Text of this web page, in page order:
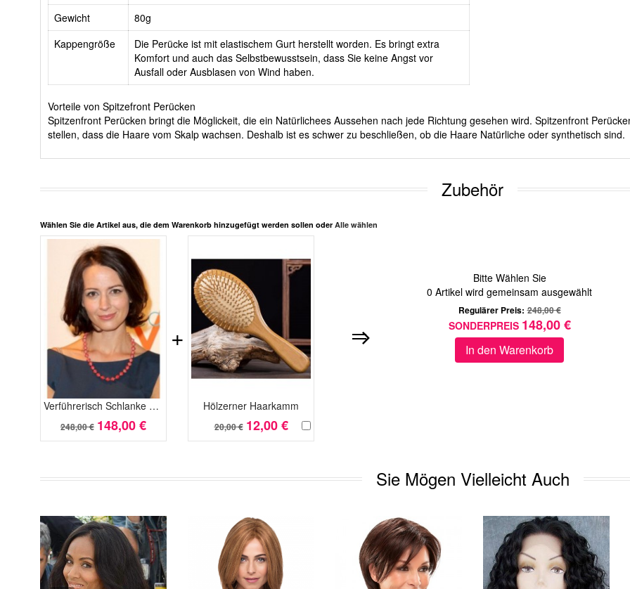
Gewicht
80g
Kappengröße
Die Perücke ist mit elastischem Gurt herstellt worden. Es bringt extra
Komfort und auch das Selbstbewusstsein, dass Sie keine Angst vor
Ausfall oder Ausblasen von Wind haben.
Vorteile von Spitzefront Perücken
Spitzenfront Perücken bringt die Möglickeit, die ein Natürlichees Aussehen nach jede Richtung gesehen wird. Spitzenfront
stellen, dass die Haare vom Skalp wachsen. Deshalb ist es schwer zu beschließen, ob die Haare Natürliche oder synthetisch sind.
Zubehör
Wählen Sie die Artikel aus, die dem Warenkorb hinzugefügt werden sollen oder Alle wählen
Verführerisch Schlanke Echthaar Wellig Spitzefront Perücke
248,00 € 148,00 €
Hölzerner Haarkamm
20,00 € 12,00 €
+
Bitte Wählen Sie
0 Artikel wird gemeinsam ausgewählt
Regulärer Preis: 248,00 €
SONDERPREIS 148,00 €
In den Warenkorb
Sie Mögen Vielleicht Auch